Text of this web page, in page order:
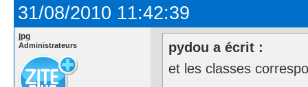
31/08/2010 11:42:39
jpg
Administrateurs
pydou a écrit :
et les classes